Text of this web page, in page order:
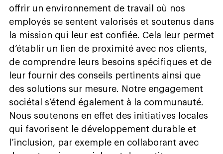
offrir un environnement de travail où nos
employés se sentent valorisés et soutenus dans
la mission qui leur est confiée. Cela leur permet
d’établir un lien de proximité avec nos clients,
de comprendre leurs besoins spécifiques et de
leur fournir des conseils pertinents ainsi que
des solutions sur mesure. Notre engagement
sociétal s’étend également à la communauté.
Nous soutenons en effet des initiatives locales
qui favorisent le développement durable et
l’inclusion, par exemple en collaborant avec